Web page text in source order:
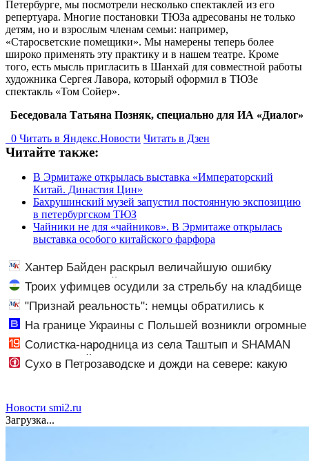
Петербурге, мы посмотрели несколько спектаклей из его
репертуара. Многие постановки ТЮЗа адресованы не только
детям, но и взрослым членам семьи: например,
«Старосветские помещики». Мы намерены теперь более
широко применять эту практику и в нашем театре. Кроме
того, есть мысль пригласить в Шанхай для совместной работы
художника Сергея Лавора, который оформил в ТЮЗе
спектакль «Том Сойер».
Беседовала Татьяна Позняк, специально для ИА «Диалог»
0 Читать в Яндекс.Новости Читать в Дзен
Читайте также:
В Эрмитаже открылась выставка «Императорский
Китай. Династия Цин»
Бахрушинский музей запустил постоянную экспозицию
в петербургском ТЮЗ
Чайники не для «чайников». В Эрмитаже открылась
выставка особого китайского фарфора
Хантер Байден раскрыл величайшую ошибку
своего отца: бездействие против Трампа
Троих уфимцев осудили за стрельбу на кладбище
в Башкирии
"Признай реальность": немцы обратились к
Зеленскому после удара ВС РФ
На границе Украины с Польшей возникли огромные
очереди из грузовиков - Новости на Вести.ru
Солистка-народница из села Таштып и SHAMAN
спели на одной сцене
Сухо в Петрозаводске и дожди на севере: какую
Новости smi2.ru
Загрузка...